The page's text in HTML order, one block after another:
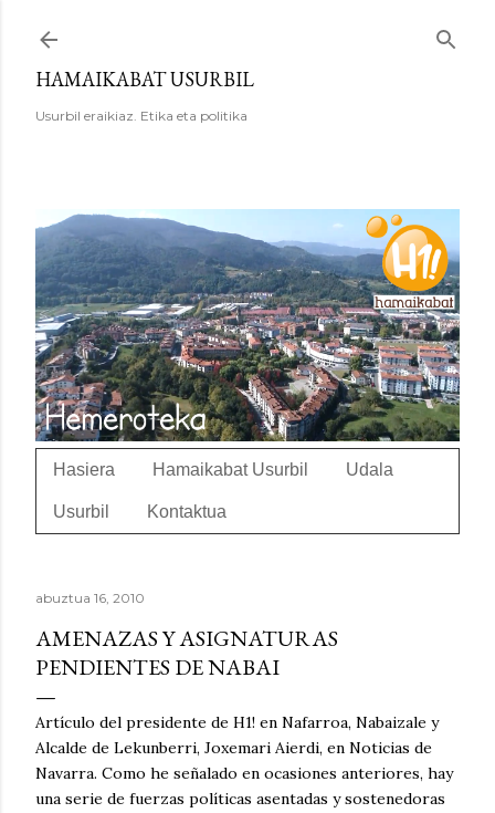
HAMAIKABAT USURBIL
Usurbil eraikiaz. Etika eta politika
Hasiera Hamaikabat Usurbil Udala
Usurbil Kontaktua
abuztua 16, 2010
AMENAZAS Y ASIGNATURAS
PENDIENTES DE NABAI
Artículo del presidente de H1! en Nafarroa, Nabaizale y
Alcalde de Lekunberri, Joxemari Aierdi, en Noticias de
Navarra. Como he señalado en ocasiones anteriores, hay
una serie de fuerzas políticas asentadas y sostenedoras